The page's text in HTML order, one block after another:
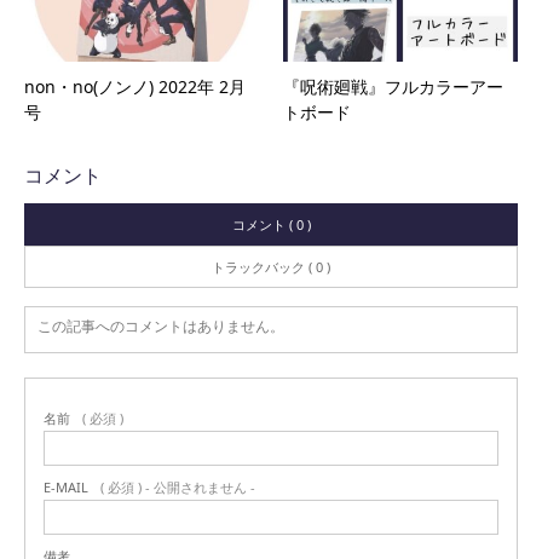
non・no(ノンノ) 2022年 2月
号
『呪術廻戦』フルカラーアー
トボード
コメント
コメント ( 0 )
トラックバック ( 0 )
この記事へのコメントはありません。
名前 ( 必須 )
E-MAIL ( 必須 ) - 公開されません -
備考